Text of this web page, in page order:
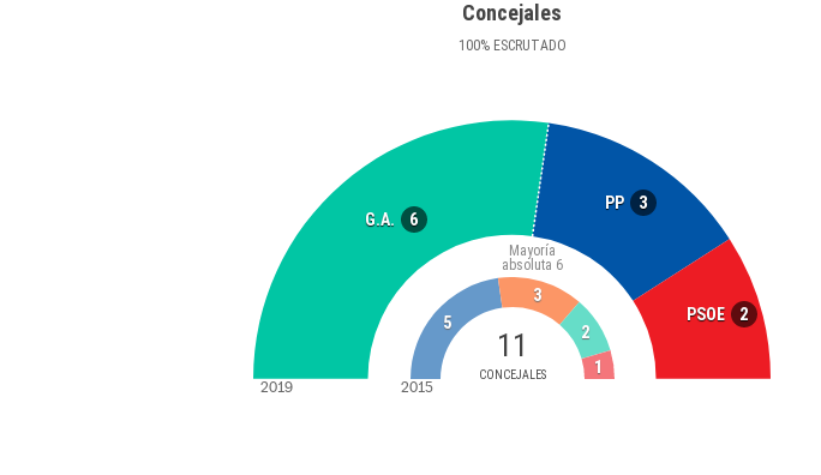
Concejales
100%ESCRUTADO
G.A. 6
PP 3
PSOE 2
11
CONCEJALES
Mayoría
absoluta 6
5
3
2
1
2019 2015